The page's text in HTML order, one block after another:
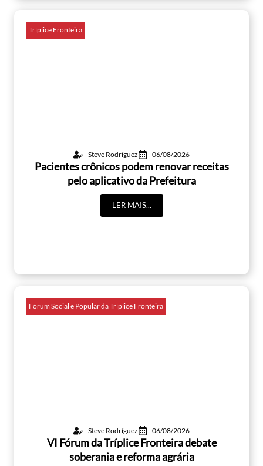
Tríplice Fronteira
Steve Rodríguez 06/08/2026
Pacientes crônicos podem renovar receitas
pelo aplicativo da Prefeitura
LER MAIS...
Fórum Social e Popular da Tríplice Fronteira
Steve Rodríguez 06/08/2026
VI Fórum da Tríplice Fronteira debate
soberania e reforma agrária